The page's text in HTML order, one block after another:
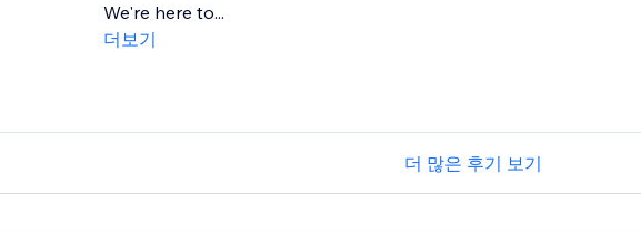
We're here to...
더보기
더 많은 후기 보기